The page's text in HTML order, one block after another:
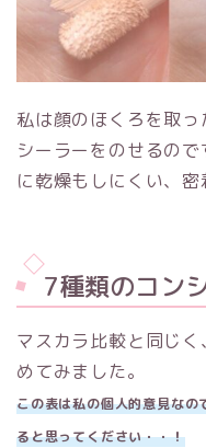
私は顔のほくろを取
シーラーをのせるの
に乾燥もしにくい、
7種類のコン
マスカラ比較と同じ
めてみました。
この表は私の個人的意見なの
ると思ってください・・！